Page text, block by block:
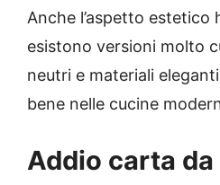
Anche l’aspetto estetico
esistono versioni molto
neutri e materiali
bene nelle cucine
Addio carta